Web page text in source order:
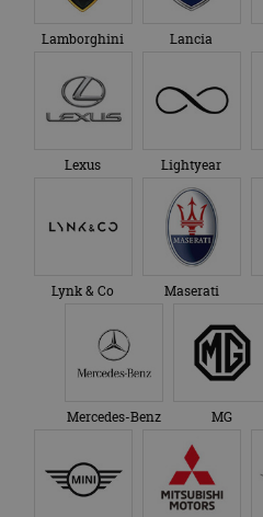
Lamborghini Lancia
Lexus Lightyear
Lynk & Co Maserati
Mercedes-Benz MG